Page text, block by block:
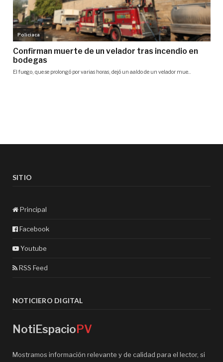
SITIO
Principal
Facebook
Youtube
RSS Feed
NOTICIERO DIGITAL
NotiEspacioPV
Mostramos información relevante y de calidad para el lector, si